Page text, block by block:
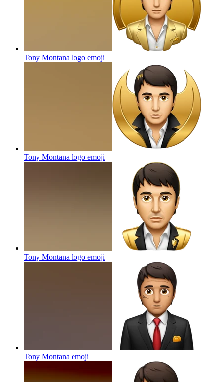
Tony Montana logo emoji
Tony Montana logo emoji
Tony Montana logo emoji
Tony Montana emoji